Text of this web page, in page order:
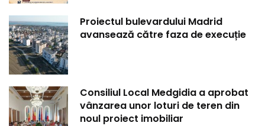
Proiectul bulevardului Madrid
avansează către faza de execuție
Consiliul Local Medgidia a aprobat
vânzarea unor loturi de teren din
noul proiect imobiliar